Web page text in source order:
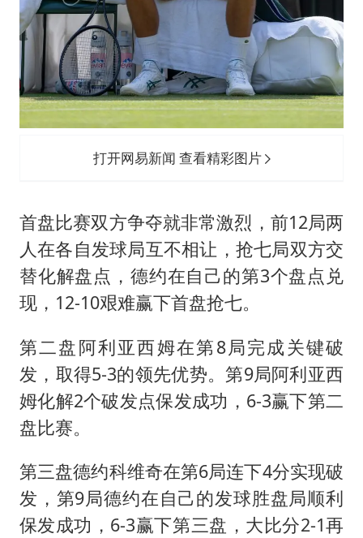
打开网易新闻 查看精彩图片
首盘比赛双方争夺就非常激烈，前12局两
人在各自发球局互不相让，抢七局双方交
替化解盘点，德约在自己的第3个盘点兑
现，12-10艰难赢下首盘抢七。
第二盘阿利亚西姆在第8局完成关键破
发，取得5-3的领先优势。第9局阿利亚西
姆化解2个破发点保发成功，6-3赢下第二
盘比赛。
第三盘德约科维奇在第6局连下4分实现破
发，第9局德约在自己的发球胜盘局顺利
保发成功，6-3赢下第三盘，大比分2-1再